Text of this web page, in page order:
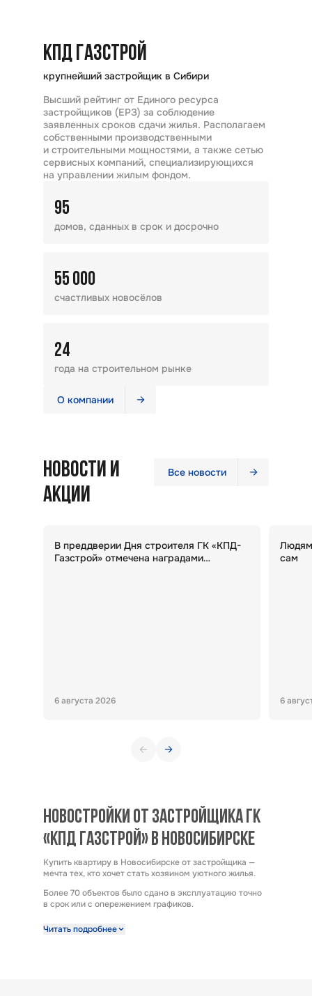
КПД ГАЗСТРОЙ
крупнейший застройщик в Сибири
Высший рейтинг от Единого ресурса
застройщиков (ЕРЗ) за соблюдение
заявленных сроков сдачи жилья. Располагаем
собственными производственными
и строительными мощностями, а также сетью
сервисных компаний, специализирующихся
на управлении жилым фондом.
95
домов, сданных в срок и досрочно
55 000
счастливых новосёлов
24
года на строительном рынке
О компании
НОВОСТИ И
АКЦИИ
Все новости
В преддверии Дня строителя ГК «КПД-
Газстрой» отмечена наградами
6 августа 2026
Людям
сам
6
НОВОСТРОЙКИ ОТ ЗАСТРОЙЩИКА ГК
«КПД ГАЗСТРОЙ» В НОВОСИБИРСКЕ
Купить квартиру в Новосибирске от застройщика —
мечта тех, кто хочет стать хозяином уютного жилья.
Более 70 объектов было сдано в эксплуатацию точно
в срок или с опережением графиков.
Строительная компания предлагает к продаже
широкий выбор квартир от застройщика по выгодным
Читать подробнее